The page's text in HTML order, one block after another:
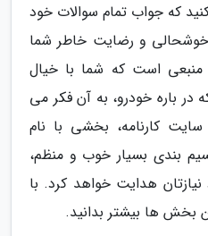
که جواب تمام سوالات خود
خوشحالی و رضایت خاطر شما
منبعی است که شما با خیال
در باره خودرو، به آن فکر می
کارنامه، بخشی با نام
بندی بسیار خوب و منظم،
هدایت خواهد کرد. با
بخش ها بیشتر بدانید.